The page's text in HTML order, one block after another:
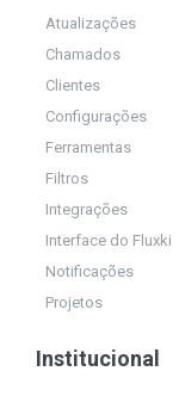
Atualizações
Chamados
Clientes
Configurações
Ferramentas
Filtros
Integrações
Interface do Fluxki
Notificações
Projetos
Institucional